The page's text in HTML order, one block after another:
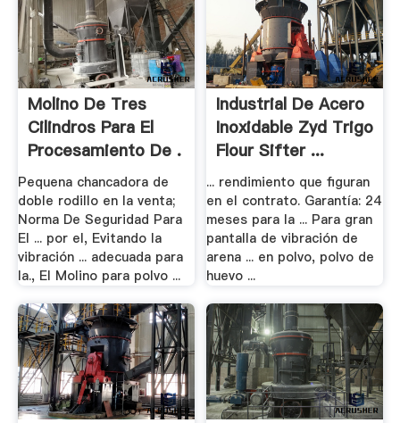
Molino De Tres
Cilindros Para El
Procesamiento De .
Pequena chancadora de
doble rodillo en la venta;
Norma De Seguridad Para
El ... por el, Evitando la
vibración ... adecuada para
la., El Molino para polvo ...
Industrial De Acero
Inoxidable Zyd Trigo
Flour Sifter ...
... rendimiento que figuran
en el contrato. Garantía: 24
meses para la ... Para gran
pantalla de vibración de
arena ... en polvo, polvo de
huevo ...